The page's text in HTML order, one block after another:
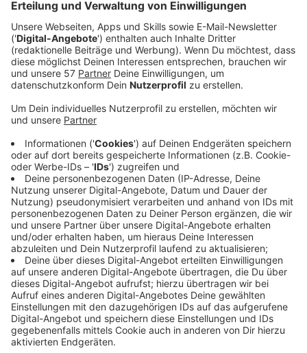
Totschlags und Terror-Finanzierung schuldig
gesprochen.
Der 45-jährige Mann ist mehrfach zwischen 2012
und 2014 nach Syrien gereist, um sich dort am
bewaffneten Kampf gegen die Regierung von
Baschar al-Assad zu beteiligen. Er habe sich dort
der islamistischen Terrorgruppe Ahrar al-Sham
("Islamische Bewegung der Freien Männer
Großsyriens") angeschlossen. Der Miliz sollen
zeitweise 10.000 bis 20.000 Kämpfer angehört
haben.
Mit einem Sturmgewehr Kalaschnikow AK 47 und
einer Pistole der Marke Glock hat er unter
anderem versucht, zwei syrische Soldaten durch
einen 19-sekündigen Feuerstoß zu töten, ohne von
ihnen bedroht worden zu sein. In Deutschland hat
er sich Gefechtskleidung, ein Zielfernrohr und
einen Infrarot-Laserstrahler besorgt.
Seine Behauptung, er habe sich in Syrien